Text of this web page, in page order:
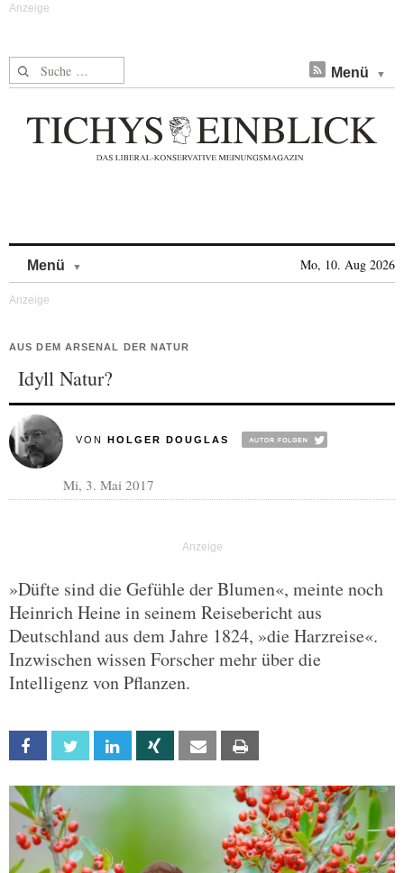
Suche nach: Menü
Menü Mo, 10. Aug 2026
AUS DEM ARSENAL DER NATUR
Idyll Natur?
VON HOLGER DOUGLAS
Mi, 3. Mai 2017
»Düfte sind die Gefühle der Blumen«, meinte noch
Heinrich Heine in seinem Reisebericht aus
Deutschland aus dem Jahre 1824, »die Harzreise«.
Inzwischen wissen Forscher mehr über die
Intelligenz von Pflanzen.
Facebook Twitter Linkedin Xing Email